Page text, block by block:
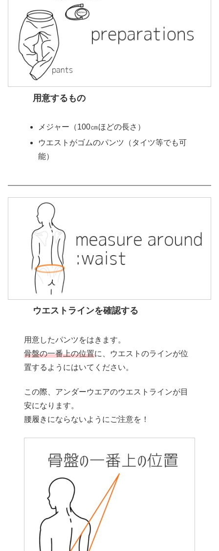
用意するもの
メジャー（100㎝ほどの長さ）
ウエストがゴムのパンツ（タイツ等でも可
能）
ウエストラインを確認する
用意したパンツをはきます。
骨盤の一番上の位置に、ウエストのラインが位
置するようにはいてください。
この際、アンダーウエアのウエストラインが目
安になります。
腰履きにならないようにご注意を！